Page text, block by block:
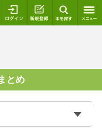
ログイン 新規登録
とめ